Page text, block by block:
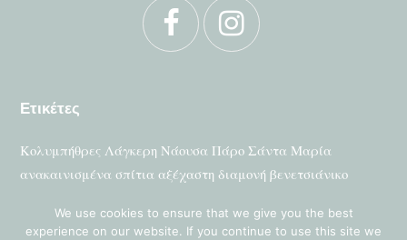
FacebookInstagram
Ετικέτες
Κολυμπήθρες Λάγκερη Νάουσα Πάρο Σάντα Μαρία
ανακαινισμένα σπίτια αξέχαστη διαμονή βενετσιάνικο
We use cookies to ensure that we give you the best
experience on our website. If you continue to use this site we